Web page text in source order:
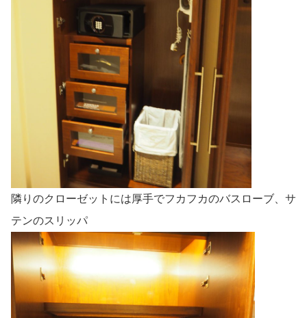
隣りのクローゼットには厚手でフカフカのバスローブ、サ
テンのスリッパ